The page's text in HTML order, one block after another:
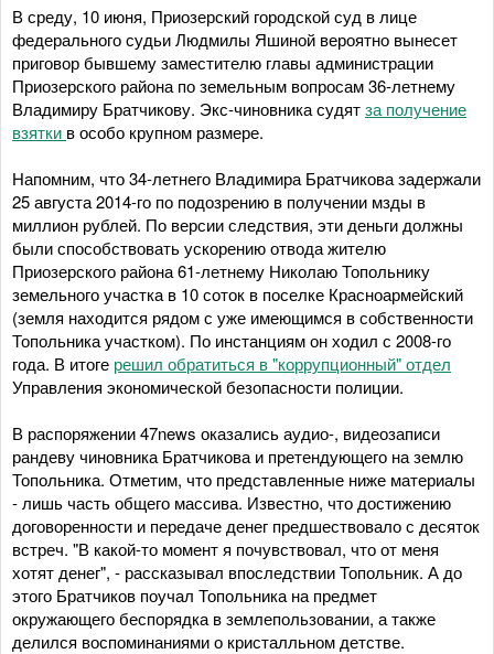
В среду, 10 июня, Приозерский городской суд в лице
федерального судьи Людмилы Яшиной вероятно вынесет
приговор бывшему заместителю главы администрации
Приозерского района по земельным вопросам 36-летнему
Владимиру Братчикову. Экс-чиновника судятза получение
взятки в особо крупном размере.
Напомним, что 34-летнего Владимира Братчикова задержали
25 августа 2014-го по подозрению в получении мзды в
миллион рублей. По версии следствия, эти деньги должны
были способствовать ускорению отвода жителю
Приозерского района 61-летнему Николаю Топольнику
земельного участка в 10 соток в поселке Красноармейский
(земля находится рядом с уже имеющимся в собственности
Топольника участком). По инстанциям он ходил с 2008-го
года. В итоге решил обратиться в "коррупционный" отдел
Управления экономической безопасности полиции.
В распоряжении 47news оказались аудио-, видеозаписи
рандеву чиновника Братчикова и претендующего на землю
Топольника. Отметим, что представленные ниже материалы
- лишь часть общего массива. Известно, что достижению
договоренности и передаче денег предшествовало с десяток
встреч. "В какой-то момент я почувствовал, что от меня
хотят денег", - рассказывал впоследствии Топольник. А до
этого Братчиков поучал Топольника на предмет
окружающего беспорядка в землепользовании, а также
делился воспоминаниями о кристалльном детстве.